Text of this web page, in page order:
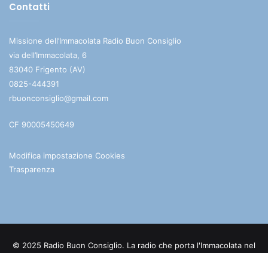
Contatti
Missione dell’Immacolata Radio Buon Consiglio
via dell’Immacolata, 6
83040 Frigento (AV)
0825-444391
rbuonconsiglio@gmail.com
CF 90005450649
Modifica impostazione Cookies
Trasparenza
© 2025 Radio Buon Consiglio. La radio che porta l'Immacolata nel